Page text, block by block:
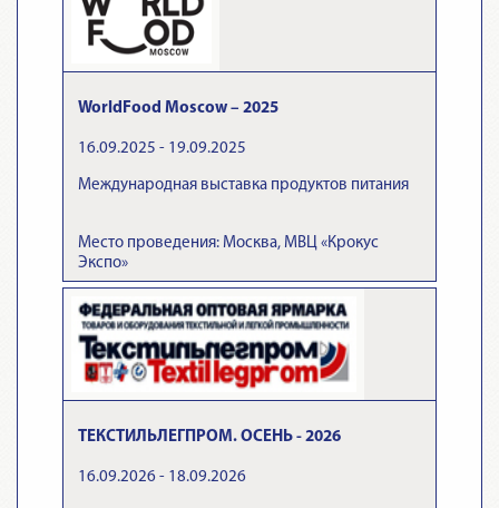
WorldFood Moscow – 2025
16.09.2025 - 19.09.2025
Международная выставка продуктов питания
Место проведения: Москва, МВЦ «Крокус
Экспо»
ТЕКСТИЛЬЛЕГПРОМ. ОСЕНЬ - 2026
16.09.2026 - 18.09.2026